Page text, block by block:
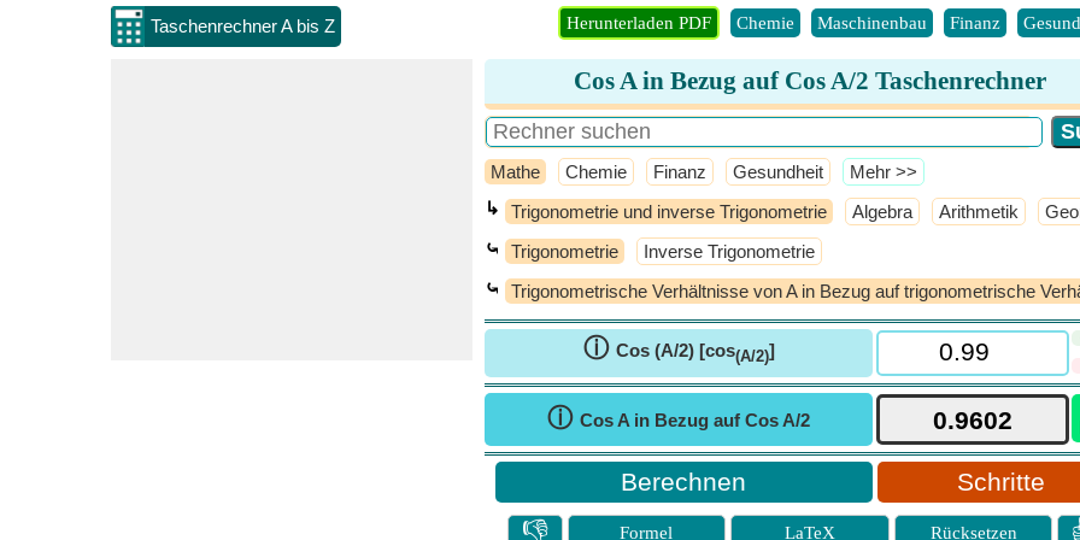
Taschenrechner A bis Z Herunterladen PDF Chemie Maschinenbau Finanz
Cos A in Bezug auf Cos A/2 Taschenrechner
Mathe Chemie Finanz Gesundheit ​Mehr >>
↳ Trigonometrie und inverse Trigonometrie Algebra Arithmetik
⤿ Trigonometrie Inverse Trigonometrie
⤿ Trigonometrische Verhältnisse von A in Bezug auf trigonometrische
ⓘ Cos (A/2) [cos(A/2)]
ⓘ Cos A in Bezug auf Cos A/2
Schritte
👎 Formel LaTeX Rücksetzen